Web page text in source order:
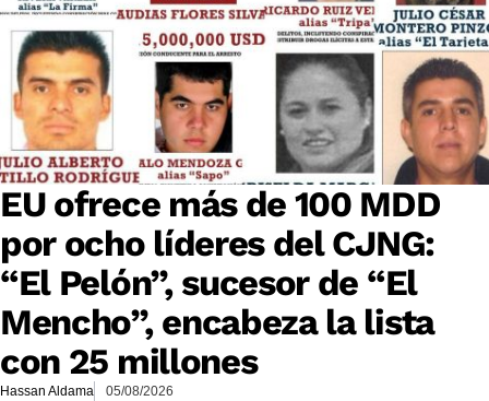
EU ofrece más de 100 MDD
por ocho líderes del CJNG:
“El Pelón”, sucesor de “El
Mencho”, encabeza la lista
con 25 millones
Hassan Aldama 05/08/2026